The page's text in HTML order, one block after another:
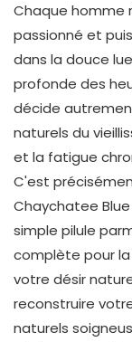
Chaque homme
passionné et
dans la douce
profonde des
décide
naturels du
et la fatigue
C'est
Chaychatee
simple pilule
complète pour
votre désir
reconstruire
naturels